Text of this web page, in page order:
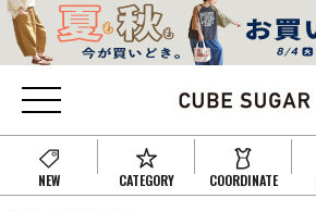
NEW CATEGORY COORDINATE